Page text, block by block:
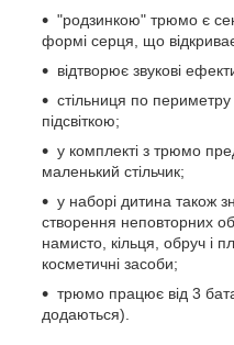
"родзинкою" трюмо є
формі серця, що
відтворює звукові
стільниця по
підсвіткою;
у комплекті з трюмо
маленький стільчик;
у наборі дитина також
створення неповторних
намисто, кільця, обруч і
косметичні засоби;
трюмо працює від 3
додаються).